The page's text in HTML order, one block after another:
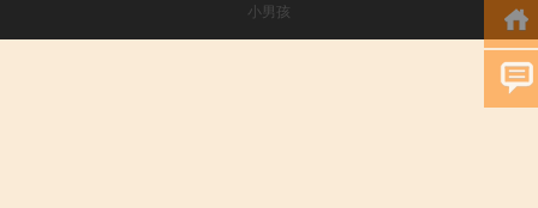
小男孩